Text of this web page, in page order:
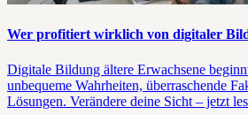
Wer profitiert wirklich von digitaler
Digitale Bildung ältere Erwachsene
unbequeme Wahrheiten, überraschende
Lösungen. Verändere deine Sicht – jetzt